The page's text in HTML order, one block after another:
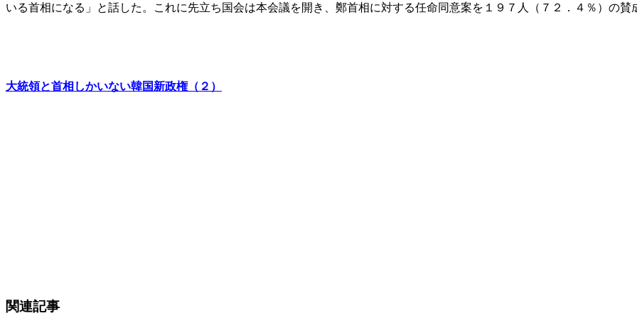
いる首相になる」と話した。これに先立ち国会は本会議を開き、鄭首相に対する任命同意案を１９７人（７２．４％）の賛
大統領と首相しかいない韓国新政権（２）
関連記事